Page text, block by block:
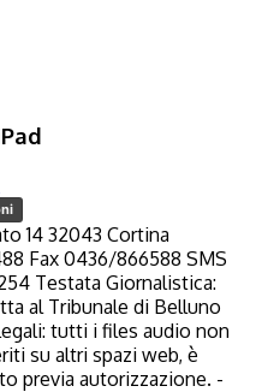
14 32043 Cortina
Fax 0436/866588 SMS
Testata Giornalistica:
al Tribunale di Belluno
tutti i files audio non
su altri spazi web, è
previa autorizzazione. -